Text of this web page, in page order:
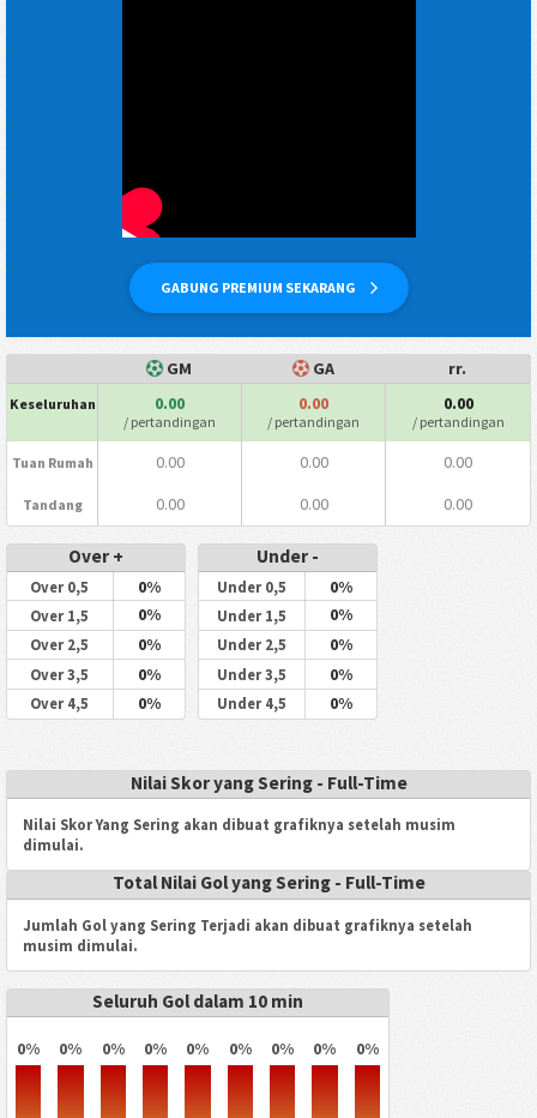
GABUNG PREMIUM SEKARANG
GM GA rr.
Keseluruhan 0.00
/ pertandingan
0.00
/ pertandingan
0.00
/ pertandingan
Tuan Rumah 0.00 0.00 0.00
Tandang 0.00 0.00 0.00
Over +
Over 0,5 0%
Over 1,5 0%
Over 2,5 0%
Over 3,5 0%
Over 4,5 0%
Under -
Under 0,5 0%
Under 1,5 0%
Under 2,5 0%
Under 3,5 0%
Under 4,5 0%
Nilai Skor yang Sering - Full-Time
Nilai Skor Yang Sering akan dibuat grafiknya setelah musim
dimulai.
Total Nilai Gol yang Sering - Full-Time
Jumlah Gol yang Sering Terjadi akan dibuat grafiknya setelah
musim dimulai.
Seluruh Gol dalam 10 min
0% 0% 0% 0% 0% 0% 0% 0% 0%